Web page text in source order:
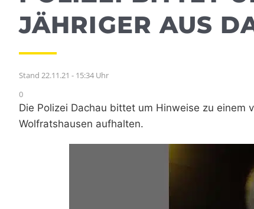
JÄHRIGER AUS
Stand 22.11.21 - 15:34 Uhr
0
Die Polizei Dachau bittet um Hinweise zu einem
Wolfratshausen aufhalten.